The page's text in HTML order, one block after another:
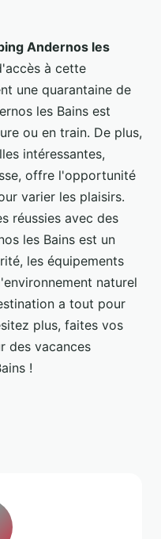
Andernos les
à cette
une quarantaine de
les Bains est
ou en train. De plus,
intéressantes,
offre l'opportunité
varier les plaisirs.
réussies avec des
les Bains est un
les équipements
naturel
a tout pour
plus, faites vos
des vacances
!